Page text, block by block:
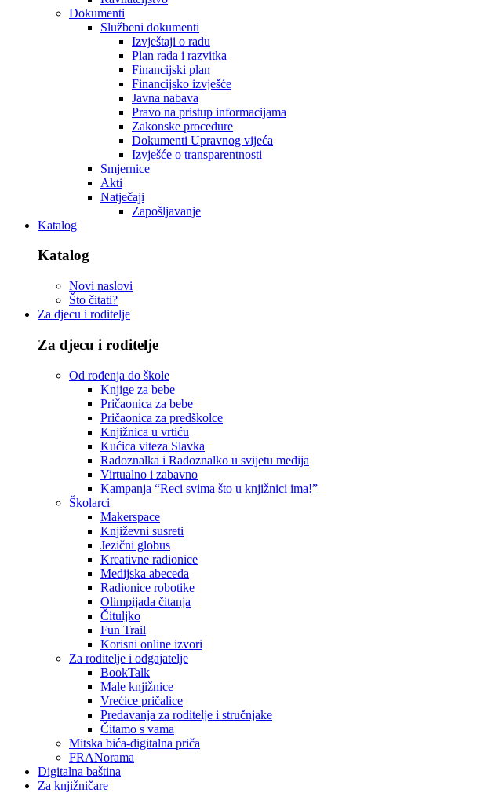
Dokumenti
Službeni dokumenti
Izvještaji o radu
Plan rada i razvitka
Financijski plan
Financijsko izvješće
Javna nabava
Pravo na pristup informacijama
Zakonske procedure
Dokumenti Upravnog vijeća
Izvješće o transparentnosti
Smjernice
Akti
Natječaji
Zapošljavanje
Katalog
Katalog
Novi naslovi
Što čitati?
Za djecu i roditelje
Za djecu i roditelje
Od rođenja do škole
Knjige za bebe
Pričaonica za bebe
Pričaonica za predškolce
Knjižnica u vrtiću
Kućica viteza Slavka
Radoznalka i Radoznalko u svijetu medija
Virtualno i zabavno
Kampanja “Reci svima što u knjižnici ima!”
Školarci
Makerspace
Književni susreti
Jezični globus
Kreativne radionice
Medijska abeceda
Radionice robotike
Olimpijada čitanja
Čituljko
Fun Trail
Korisni online izvori
Za roditelje i odgajatelje
BookTalk
Male knjižnice
Vrećice pričalice
Predavanja za roditelje i stručnjake
Čitamo s vama
Mitska bića-digitalna priča
FRANorama
Digitalna baština
Za knjižničare